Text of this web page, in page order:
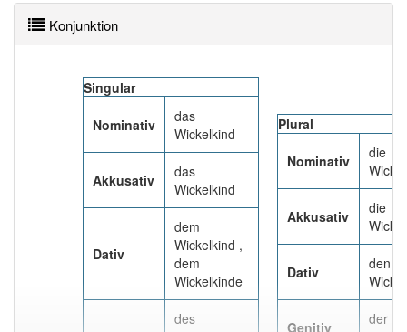
Konjunktion
Singular
Nominativ
das
Wickelkind
Akkusativ
das
Wickelkind
Dativ
dem
Wickelkind ,
dem
Wickelkinde
des
Plural
Nominativ
die
Akkusativ
die
Dativ
den
Genitiv
der